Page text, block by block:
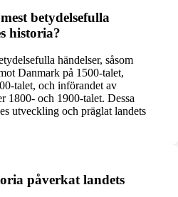
betydelsefulla
historia?
händelser, såsom
Danmark på 1500-talet,
talet, och införandet av
1800- och 1900-talet. Dessa
utveckling och präglat landets
påverkat landets